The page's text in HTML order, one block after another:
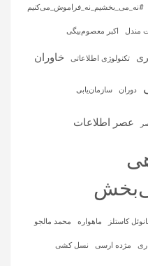
#نه_می_بخشیم_نه_فراموش_می‌کنیم
مندل اکبر معصوم‌بیگی
تکنولوژی اطلاعاتی خاوران
دوران سازمان‌یابی
عصر اطلاعات
کاستلز ماهواره‌ محمد مالجو
مژده ارسی نسل کشی